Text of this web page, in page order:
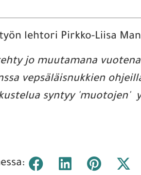
lehtori Pirkko-Liisa
jo muutamana
vepsäläisnukkien
syntyy